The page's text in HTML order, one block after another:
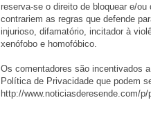
reserva-se o direito de bloquear e/
contrariem as regras que defende
injurioso, difamatório, incitador à
xenófobo e homofóbico.
Os comentadores são incentivados
Política de Privacidade que podem
http://www.noticiasderesende.com/